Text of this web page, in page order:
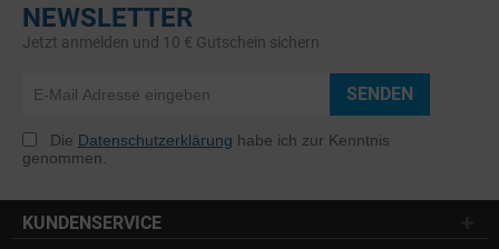
NEWSLETTER
Jetzt anmelden und 10 € Gutschein sichern
SENDEN
Die Datenschutzerklärung habe ich zur Kenntnis
genommen.
KUNDENSERVICE